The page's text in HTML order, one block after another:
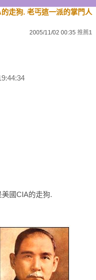
走狗. 老丐這一派的掌門人
2005/11/02 00:35 推薦1
國CIA的走狗.